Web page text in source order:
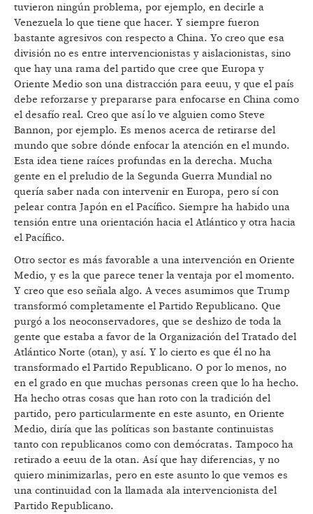
tuvieron ningún problema, por ejemplo, en decirle a
Venezuela lo que tiene que hacer. Y siempre fueron
bastante agresivos con respecto a China. Yo creo que esa
división no es entre intervencionistas y aislacionistas, sino
que hay una rama del partido que cree que Europa y
Oriente Medio son una distracción para eeuu, y que el país
debe reforzarse y prepararse para enfocarse en China como
el desafío real. Creo que así lo ve alguien como Steve
Bannon, por ejemplo. Es menos acerca de retirarse del
mundo que sobre dónde enfocar la atención en el mundo.
Esta idea tiene raíces profundas en la derecha. Mucha
gente en el preludio de la Segunda Guerra Mundial no
quería saber nada con intervenir en Europa, pero sí con
pelear contra Japón en el Pacífico. Siempre ha habido una
tensión entre una orientación hacia el Atlántico y otra hacia
el Pacífico.
Otro sector es más favorable a una intervención en Oriente
Medio, y es la que parece tener la ventaja por el momento.
Y creo que eso señala algo. A veces asumimos que Trump
transformó completamente el Partido Republicano. Que
purgó a los neoconservadores, que se deshizo de toda la
gente que estaba a favor de la Organización del Tratado del
Atlántico Norte (otan), y así. Y lo cierto es que él no ha
transformado el Partido Republicano. O por lo menos, no
en el grado en que muchas personas creen que lo ha hecho.
Ha hecho otras cosas que han roto con la tradición del
partido, pero particularmente en este asunto, en Oriente
Medio, diría que las políticas son bastante continuistas
tanto con republicanos como con demócratas. Tampoco ha
retirado a eeuu de la otan. Así que hay diferencias, y no
quiero minimizarlas, pero en este asunto lo que vemos es
una continuidad con la llamada ala intervencionista del
Partido Republicano.